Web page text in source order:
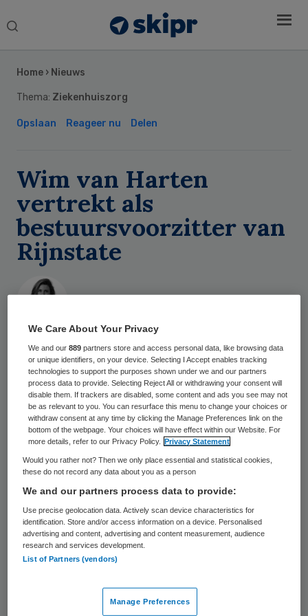
Search
Home › Nieuws
Thema: Ziekenhuiszorg
Opslaan Reageer nu Delen
Wim van Harten
vertrekt als
bestuursvoorzitter van
Rijnstate
2875 keer gelezen
Wim van Harten neemt na acht jaar
afscheid van Rijnstate. De
bestuursvoorzitter wil minder gaan werken.
Van Hartenis parttime hoogleraar
kwaliteitsmanagement en zorgtechnologie
aan de Universiteit Twente. Hij is
wetenschappelijk groepsleider aan het NKI,
waar hij promovendi en postdocs begeleidt.
van het mProve-bestuur. Eerder was Van
Sidebar
We Care About Your Privacy
We and our889 partners store and access personal data, like browsing data
or unique identifiers, on your device. Selecting I Accept enables tracking
technologies to support the purposes shown under we and our partners
process data to provide. Selecting Reject All or withdrawing your consent will
disable them. If trackers are disabled, some content and ads you see may not
be as relevant to you. You can resurface this menu to change your choices or
withdraw consent at any time by clicking the Manage Preferences link on the
bottom of the webpage. Your choices will have effect within our Website. For
more details, refer to our Privacy Policy.
Privacy Statement
Would you rather not? Then we only place essential and statistical cookies,
these do not record any data about you as a person
We and our partners process data to provide:
Use precise geolocation data. Actively scan device characteristics for
identification. Store and/or access information on a device. Personalised
advertising and content, advertising and content measurement, audience
research and services development.
List of Partners (vendors)
Manage Preferences